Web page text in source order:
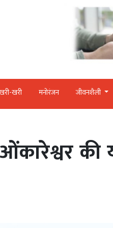
खरी मनोरंजन जीवनशैली
की